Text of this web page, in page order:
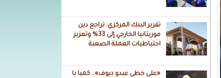
تقرير البنك المركزي: تراجع دين
موريتانيا الخارجي إلى 33% وتعزيز
احتياطيات العملة الصعبة
«على خطى عبدو ديوف».. كمبا با